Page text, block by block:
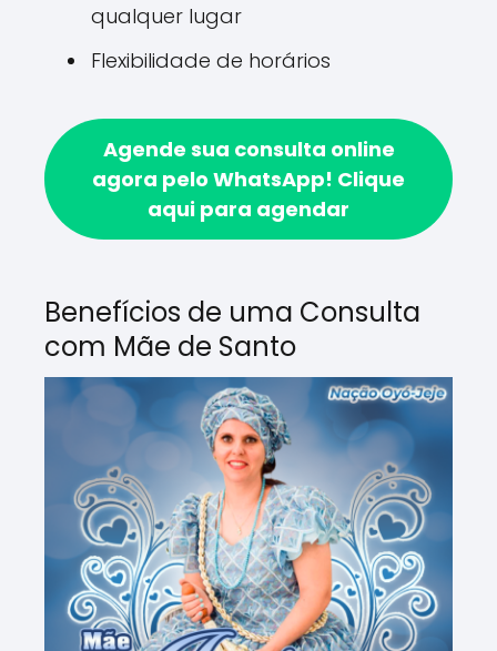
qualquer lugar
Flexibilidade de horários
Agende sua consulta online
agora pelo WhatsApp! Clique
aqui para agendar
Benefícios de uma Consulta
com Mãe de Santo